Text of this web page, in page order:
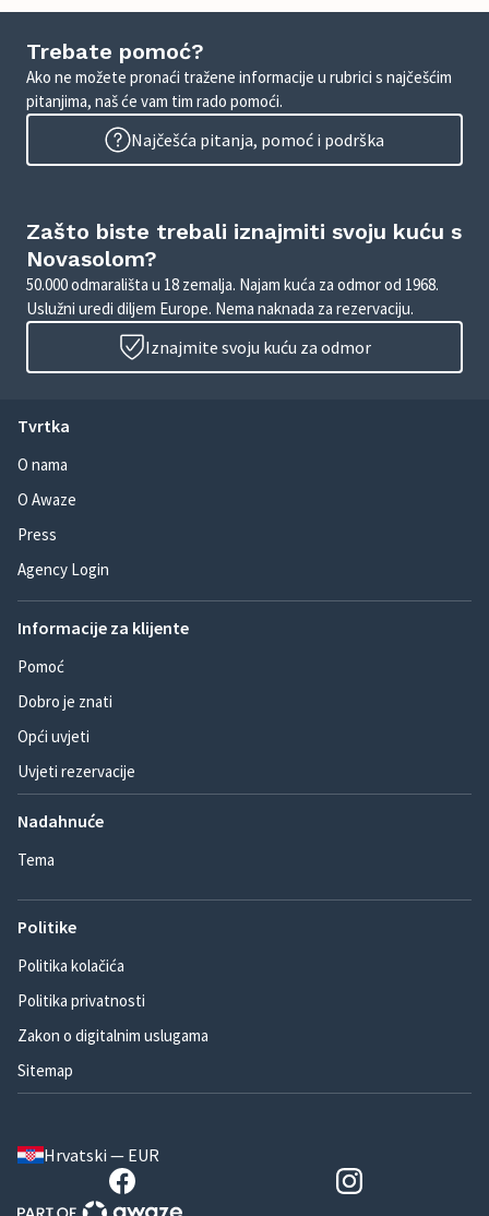
Trebate pomoć?
Ako ne možete pronaći tražene informacije u rubrici s najčešćim
pitanjima, naš će vam tim rado pomoći.
Najčešća pitanja, pomoć i podrška
Zašto biste trebali iznajmiti svoju kuću s
Novasolom?
50.000 odmarališta u 18 zemalja. Najam kuća za odmor od 1968.
Uslužni uredi diljem Europe. Nema naknada za rezervaciju.
Iznajmite svoju kuću za odmor
Tvrtka
O nama
O Awaze
Press
Agency Login
Informacije za klijente
Pomoć
Dobro je znati
Opći uvjeti
Uvjeti rezervacije
Nadahnuće
Tema
Politike
Politika kolačića
Politika privatnosti
Zakon o digitalnim uslugama
Sitemap
Hrvatski — EUR